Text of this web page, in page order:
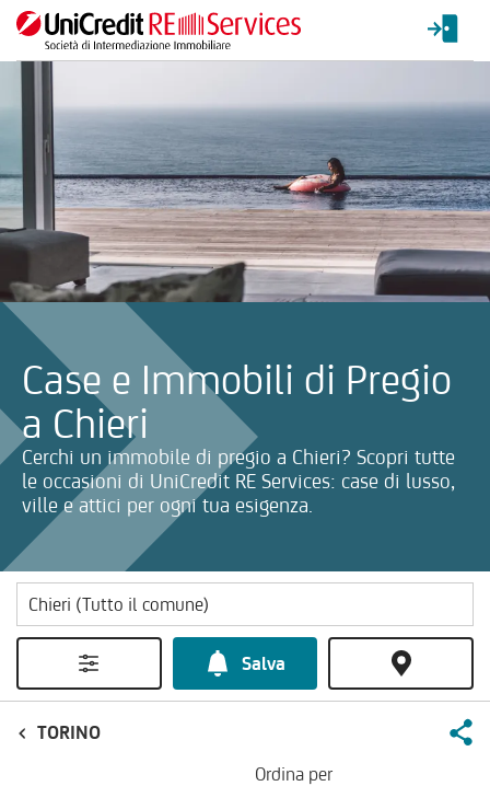
Case e Immobili di Pregio
a Chieri
Cerchi un immobile di pregio a Chieri? Scopri tutte
le occasioni di UniCredit RE Services: case di lusso,
ville e attici per ogni tua esigenza.
Salva
TORINO
Ordina per